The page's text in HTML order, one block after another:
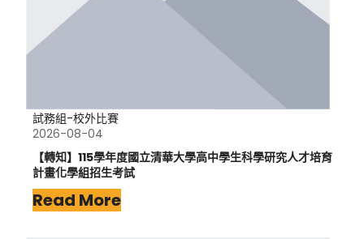
試務組-校外比賽
2026-08-04
【轉知】115學年度國立清華大學高中學生科學研究人才培育
計畫化學組招生考試
Read More